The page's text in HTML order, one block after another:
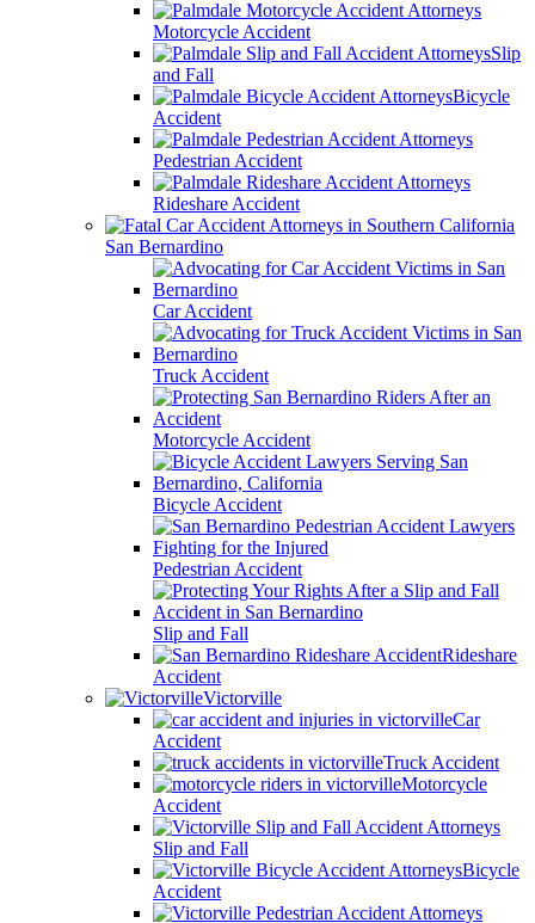
Motorcycle Accident
Slip
and Fall
Bicycle
Accident
Pedestrian Accident
Rideshare Accident
San Bernardino
Car Accident
Truck Accident
Motorcycle Accident
Bicycle Accident
Pedestrian Accident
Slip and Fall
Rideshare
Accident
Victorville
Car
Accident
Truck Accident
Motorcycle
Accident
Slip and Fall
Bicycle
Accident